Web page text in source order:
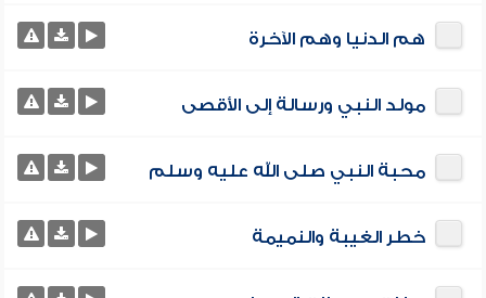
هم الدنيا وهم الآخرة
مولد النبي ورسالة إلى الأقصى
محبة النبي صلى الله عليه وسلم
خطر الغيبة والنميمة